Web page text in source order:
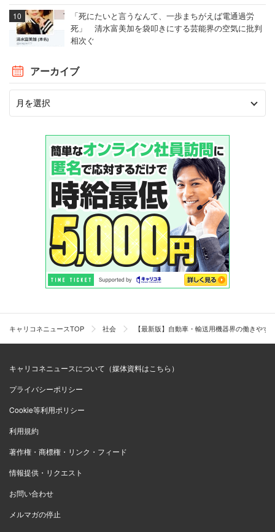
航空機・鉄道車両・船舶などの分野に強みを持ち、「ブル
ーインパルス」が使う中等練習機やオートバイ「Ninjaシ
年に日本で初めて8時間労働制を導入した。2018年からは
国内の正社員約9000人を対象に月4回まで利用できる在宅
勤務制度を開始。理由を問わず、当日朝の申請でも利用で
「残業は月平均30時間程度と短く、休日出勤もほと
んどなかった。ただし、納期がぎりぎりになって忙
しくなるときは休日出勤があった。しかし、休日出
勤したとしても、1か月以内に振替休暇を取得するこ
とができたので、労働時間と休日出勤については問
題ないと思われる」
（研究開発 20代後半 男性 年収500万円）
「管理職になるまでに昇格試験は2回。30代手前と
前半でそれぞれある。1回目の昇格試験に合格すれば
700万円前後になる。ボーナスは年に4回あるが、春
秋のボーナスは一定で基本的に2か月分程度。回数が
多くてもボーナスの額は業界平均である」
（経理 20代前半 男性 年収550万円）
6位：ジェイテクト
「週2日は定時退社日となっているが、強制的に帰ら
「死にたいと言うなんて、一歩まちがえば電通過労
死」 清水富美加を袋叩きにする芸能界の空気に批判
相次ぐ
アーカイブ
キャリコネニュースTOP 社会 【最新版】自動車・輸送用機器界の働きや
キャリコネニュースについて（媒体資料はこちら）
プライバシーポリシー
Cookie等利用ポリシー
利用規約
著作権・商標権・リンク・フィード
情報提供・リクエスト
お問い合わせ
メルマガの停止